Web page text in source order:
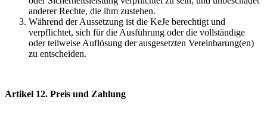
anderer Rechte, die ihm zustehen.
Während der Aussetzung ist die KeJe berechtigt und
verpflichtet, sich für die Ausführung oder die vollständige
oder teilweise Auflösung der ausgesetzten Vereinbarung(en)
zu entscheiden.
Artikel 12. Preis und Zahlung